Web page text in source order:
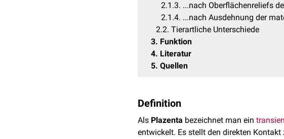
2.1.3 ...nach Oberflächenreliefs
2.1.4 ...nach Ausdehnung der
2.2 Tierartliche Unterschiede
3 Funktion
4 Literatur
5 Quellen
Definition
Als Plazenta bezeichnet man ein
entwickelt. Es stellt den direkten